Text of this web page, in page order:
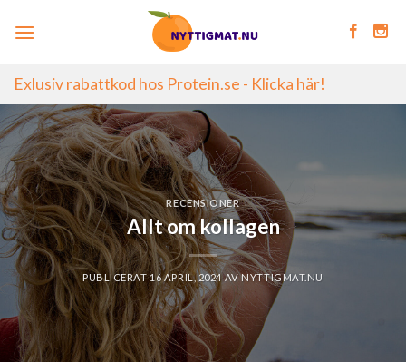
Exlusiv rabattkod hos Protein.se - Klicka här!
RECENSIONER
Allt om kollagen
PUBLICERAT16 APRIL, 2024AVNYTTIGMAT.NU